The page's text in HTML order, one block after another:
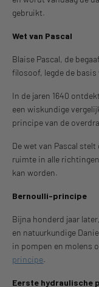
gebruikt.
Wet van Pascal
Blaise Pascal, de
filosoof, legde de
In de jaren 1640
een wiskundige
principe van de
De wet van Pascal
ruimte in alle
kan worden.
Bernoulli-principe
Bijna honderd jaar
en natuurkundige
in pompen en molens
principe.
Eerste hydraulische